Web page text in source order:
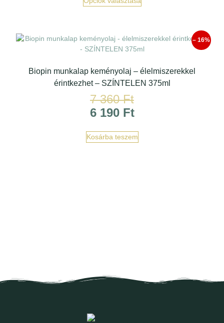
– 16%
Biopin munkalap keményolaj – élelmiszerekkel
érintkezhet – SZÍNTELEN 375ml
7 360Ft
6 190 Ft
Kosárba teszem